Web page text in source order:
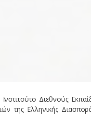
Διεθνούς
της Ελληνικής